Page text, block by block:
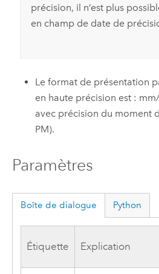
précision, il n’est plus
en champ de date de
Le format de présentation
en haute précision est :
avec précision du moment
PM).
Paramètres
Boîte de dialogue Python
Étiquette Explication